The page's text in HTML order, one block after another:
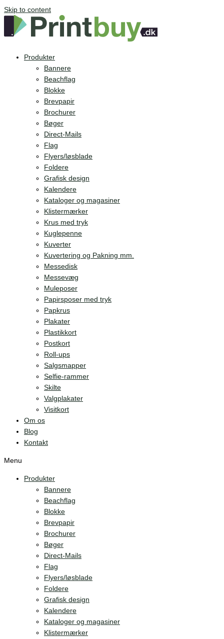
Skip to content
Produkter
Bannere
Beachflag
Blokke
Brevpapir
Brochurer
Bøger
Direct-Mails
Flag
Flyers/løsblade
Foldere
Grafisk design
Kalendere
Kataloger og magasiner
Klistermærker
Krus med tryk
Kuglepenne
Kuverter
Kuvertering og Pakning mm.
Messedisk
Messevæg
Muleposer
Papirsposer med tryk
Papkrus
Plakater
Plastikkort
Postkort
Roll-ups
Salgsmapper
Selfie-rammer
Skilte
Valgplakater
Visitkort
Om os
Blog
Kontakt
Menu
Produkter
Bannere
Beachflag
Blokke
Brevpapir
Brochurer
Bøger
Direct-Mails
Flag
Flyers/løsblade
Foldere
Grafisk design
Kalendere
Kataloger og magasiner
Klistermærker